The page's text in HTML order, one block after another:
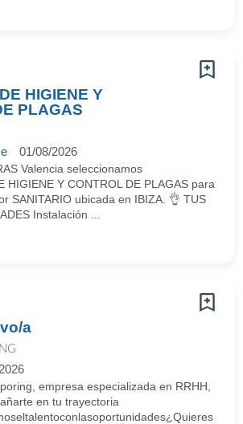
HIGIENE Y
PLAGAS
01/08/2026
Valencia seleccionamos
HIGIENE Y CONTROL DE PLAGAS para
SANITARIO ubicada en IBIZA. 👌 TUS
Instalación ...
a
empresa especializada en RRHH,
en tu trayectoria